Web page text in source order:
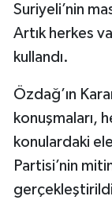
Suriyeli’nin
Artık herkes
kullandı.
Özdağ’ın
konuşmaları,
konulardaki
Partisi’nin